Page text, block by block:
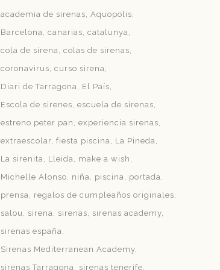
academia de sirenas
Aquopolis
Barcelona
canarias
catalunya
cola de sirena
colas de sirenas
coronavirus
curso sirena
Diari de Tarragona
El País
Escola de sirenes
escuela de sirenas
estreno peter pan
experiencia sirenas
extraescolar fiesta piscina
La Pineda
La sirenita
Lleida
make a wish
Michelle Alonso
niña piscina
portada
prensa
regalos de cumpleaños originales
salou
sirena sirenas
sirenas academy
sirenas españa
Sirenas Mediterranean Academy
sirenas Tarragona
sirenas tenerife